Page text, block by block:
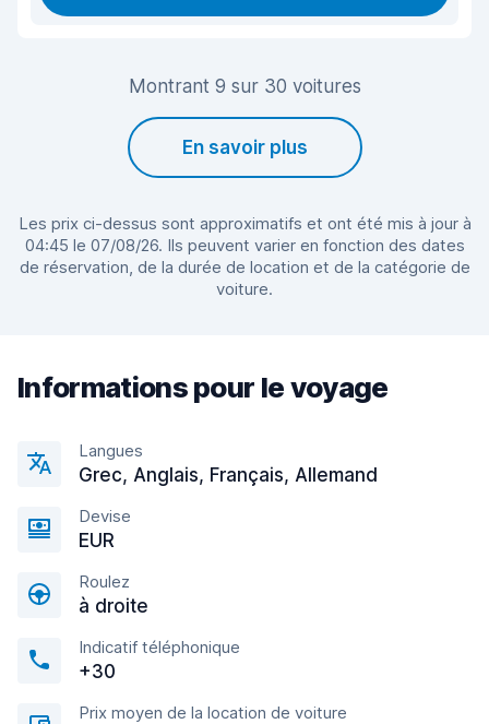
Montrant 9 sur 30 voitures
En savoir plus
Les prix ci-dessus sont approximatifs et ont été mis à jour à
04:45 le 07/08/26. Ils peuvent varier en fonction des dates
de réservation, de la durée de location et de la catégorie de
voiture.
Informations pour le voyage
Langues
Grec, Anglais, Français, Allemand
Devise
EUR
Roulez
à droite
Indicatif téléphonique
+30
Prix moyen de la location de voiture